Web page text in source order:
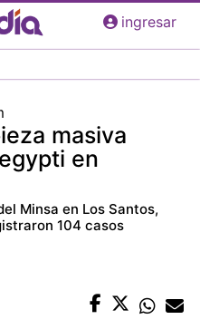
Pasar
ingresar
masiva
en
Minsa en Los Santos,
104 casos